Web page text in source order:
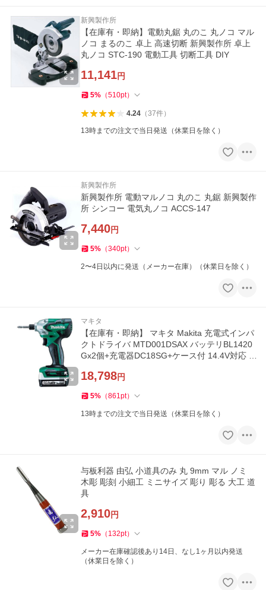
新興製作所
【在庫有・即納】電動丸鋸 丸のこ 丸ノコ マル
ノコ まるのこ 卓上 高速切断 新興製作所 卓上
丸ノコ STC-190 電動工具 切断工具 DIY
11,141円
5% （510pt）
4.24（37件）
13時までの注文で当日発送（休業日を除く）
新興製作所
新興製作所 電動マルノコ 丸のこ 丸鋸 新興製作
所 シンコー 電気丸ノコ ACCS-147
7,440円
5% （340pt）
2〜4日以内に発送（メーカー在庫）（休業日を除く）
マキタ
【在庫有・即納】 マキタ Makita 充電式インパ
クトドライバ MTD001DSAX バッテリBL1420
Gx2個+充電器DC18SG+ケース付 14.4V対応 m
18,798円
5% （861pt）
13時までの注文で当日発送（休業日を除く）
与板利器 由弘 小道具のみ 丸 9mm マル ノミ
木彫 彫刻 小細工 ミニサイズ 彫り 彫る 大工 道
具
2,910円
5% （ 132pt）
メーカー在庫確認後あり14日、なし1ヶ月以内発送
（休業日を除く）